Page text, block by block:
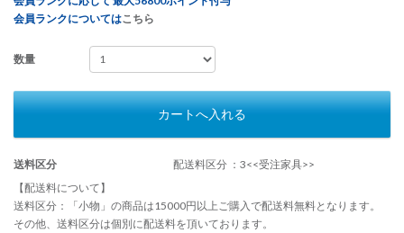
会員ランクについてはこちら
数量
カートへ入れる
送料区分
配送料区分 ：3<<受注家具>>
【配送料について】
送料区分：「小物」の商品は15000円以上ご購入で配送料無料となります。
その他、送料区分は個別に配送料を頂いております。